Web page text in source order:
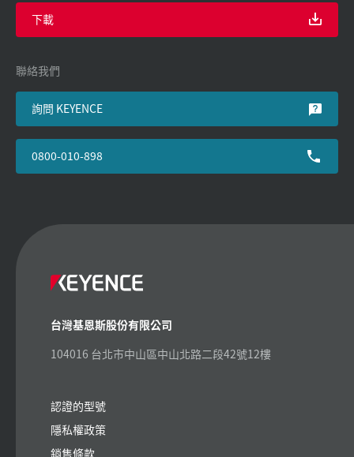
下載
聯絡我們
詢問 KEYENCE
0800-010-898
台灣基恩斯股份有限公司
104016 台北市中山區中山北路二段42號12樓
認證的型號
隱私權政策
銷售條款